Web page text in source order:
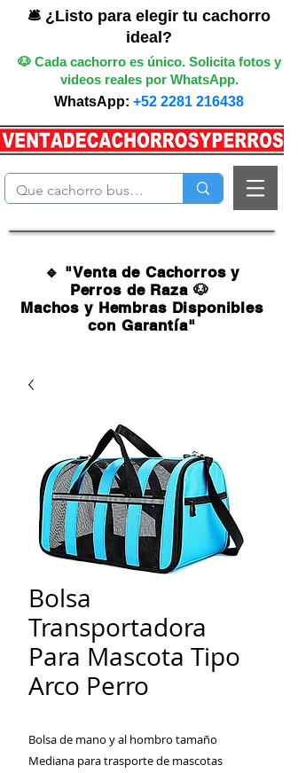
🛎️ ¿Listo para elegir tu cachorro
ideal?
🐶 Cada cachorro es único. Solicita fotos y
videos reales por WhatsApp.
WhatsApp: +52 2281 216438
🔹 "Venta de Cachorros y
Perros de Raza 🐶
Machos y Hembras Disponibles
con Garantía"
Bolsa
Transportadora
Para Mascota Tipo
Arco Perro
Bolsa de mano y al hombro tamaño
Mediana para trasporte de mascotas